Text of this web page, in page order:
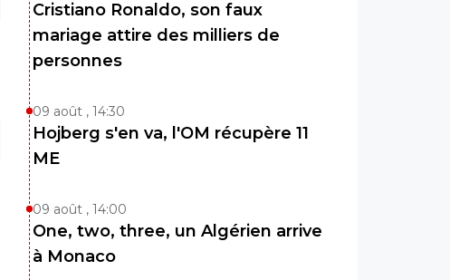
Cristiano Ronaldo, son faux
mariage attire des milliers de
personnes
09 août , 14:30
Hojberg s'en va, l'OM récupère 11
ME
09 août , 14:00
One, two, three, un Algérien arrive
à Monaco